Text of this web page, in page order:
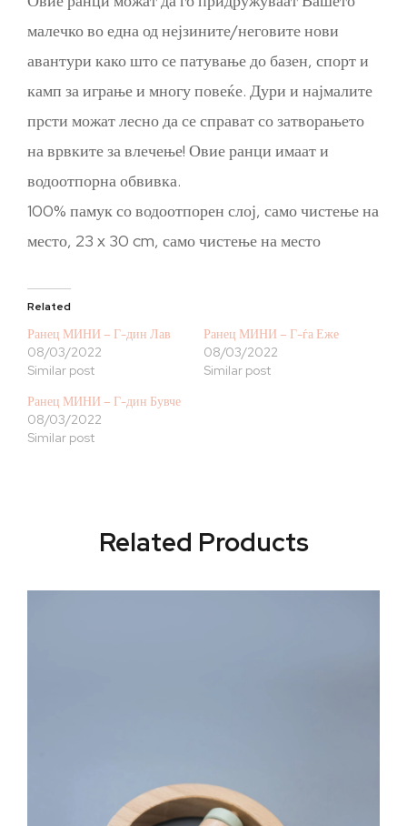
малечко во една од нејзините/неговите нови
авантури како што се патување до базен, спорт и
камп за играње и многу повеќе. Дури и најмалите
прсти можат лесно да се справат со затворањето
на врвките за влечење! Овие ранци имаат и
водоотпорна обвивка.
100% памук со водоотпорен слој, само чистење на
место, 23 x 30 cm, само чистење на место
Related
Ранец МИНИ – Г-дин Лав
08/03/2022
Similar post
Ранец МИНИ – Г-ѓа Еже
08/03/2022
Similar post
Ранец МИНИ – Г-дин Бувче
08/03/2022
Similar post
Related Products